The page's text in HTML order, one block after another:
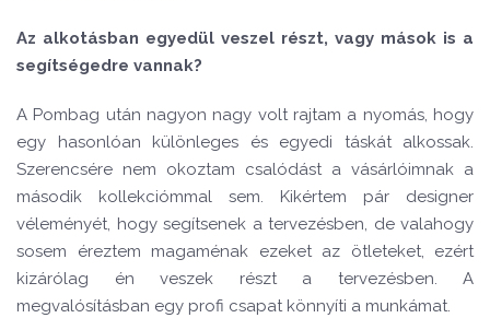
Az alkotásban egyedül veszel részt, vagy mások is a
segítségedre vannak?
A Pombag után nagyon nagy volt rajtam a nyomás, hogy
egy hasonlóan különleges és egyedi táskát alkossak.
Szerencsére nem okoztam csalódást a vásárlóimnak a
második kollekciómmal sem. Kikértem pár designer
véleményét, hogy segítsenek a tervezésben, de valahogy
sosem éreztem magaménak ezeket az ötleteket, ezért
kizárólag én veszek részt a tervezésben. A
megvalósításban egy profi csapat könnyíti a munkámat.